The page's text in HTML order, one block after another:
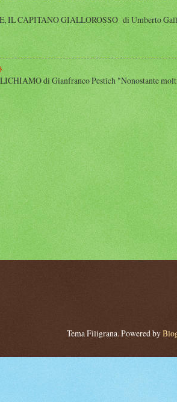
IL CAPITANO GIALLOROSSO di Umberto
di Gianfranco Pestich "Nonostante
Tema Filigrana. Powered by